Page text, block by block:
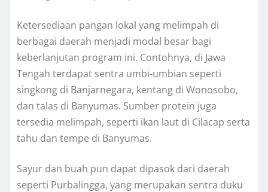
Ketersediaan pangan lokal yang melimpah di
berbagai daerah menjadi modal besar bagi
keberlanjutan program ini. Contohnya, di Jawa
Tengah terdapat sentra umbi-umbian seperti
singkong di Banjarnegara, kentang di Wonosobo,
dan talas di Banyumas. Sumber protein juga
tersedia melimpah, seperti ikan laut di Cilacap serta
tahu dan tempe di Banyumas.
Sayur dan buah pun dapat dipasok dari daerah
seperti Purbalingga, yang merupakan sentra duku